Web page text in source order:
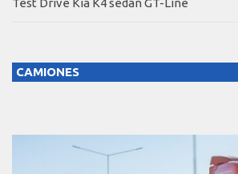
Test Drive Kia K4 sedán GT-Line
CAMIONES